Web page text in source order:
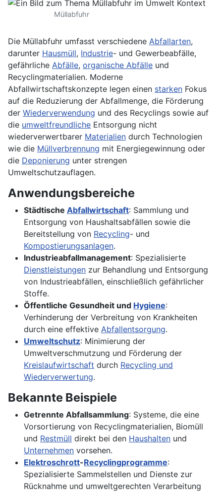
Müllabfuhr
Die Müllabfuhr umfasst verschiedene Abfallarten,
darunter Hausmüll, Industrie- und Gewerbeabfälle,
gefährliche Abfälle, organische Abfälle und
Recyclingmaterialien. Moderne
Abfallwirtschaftskonzepte legen einen starken Fokus
auf die Reduzierung der Abfallmenge, die Förderung
der Wiederverwendung und des Recyclings sowie auf
die umweltfreundliche Entsorgung nicht
wiederverwertbarer Materialien durch Technologien
wie die Müllverbrennung mit Energiegewinnung oder
die Deponierung unter strengen
Umweltschutzauflagen.
Anwendungsbereiche
Städtische Abfallwirtschaft: Sammlung und
Entsorgung von Haushaltsabfällen sowie die
Bereitstellung von Recycling- und
Kompostierungsanlagen.
Industrieabfallmanagement: Spezialisierte
Dienstleistungen zur Behandlung und Entsorgung
von Industrieabfällen, einschließlich gefährlicher
Stoffe.
Öffentliche Gesundheit und Hygiene:
Verhinderung der Verbreitung von Krankheiten
durch eine effektive Abfallentsorgung.
Umweltschutz: Minimierung der
Umweltverschmutzung und Förderung der
Kreislaufwirtschaft durch Recycling und
Wiederverwertung.
Bekannte Beispiele
Getrennte Abfallsammlung: Systeme, die eine
Vorsortierung von Recyclingmaterialien, Biomüll
und Restmüll direkt bei den Haushalten und
Unternehmen vorsehen.
Elektroschrott-Recyclingprogramme:
Spezialisierte Sammelstellen und Dienste zur
Rücknahme und umweltgerechten Verarbeitung